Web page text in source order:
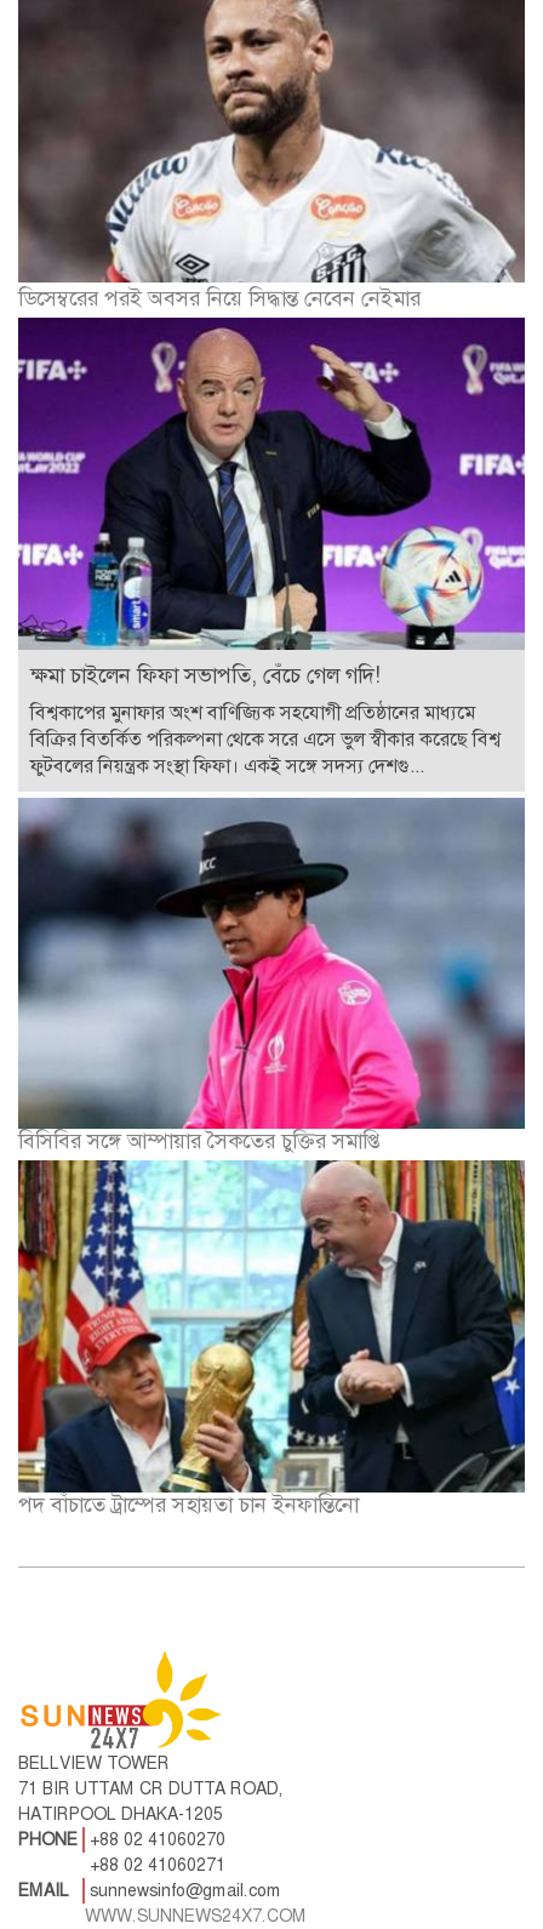
ডিসেম্বরের পরই অবসর নিয়ে সিদ্ধান্ত নেবেন নেইমার
ক্ষমা চাইলেন ফিফা সভাপতি, বেঁচে গেল গদি!
বিশ্বকাপের মুনাফার অংশ বাণিজ্যিক সহযোগী প্রতিষ্ঠানের মাধ্যমে
বিক্রির বিতর্কিত পরিকল্পনা থেকে সরে এসে ভুল স্বীকার করেছে বিশ্ব
ফুটবলের নিয়ন্ত্রক সংস্থা ফিফা। একই সঙ্গে সদস্য দেশগু...
বিসিবির সঙ্গে আম্পায়ার সৈকতের চুক্তির সমাপ্তি
পদ বাঁচাতে ট্রাম্পের সহায়তা চান ইনফান্তিনো
BELLVIEW TOWER
71 BIR UTTAM CR DUTTA ROAD,
HATIRPOOL DHAKA-1205
PHONE
+88 02 41060270
+88 02 41060271
EMAIL
sunnewsinfo@gmail.com
WWW.SUNNEWS24X7.COM